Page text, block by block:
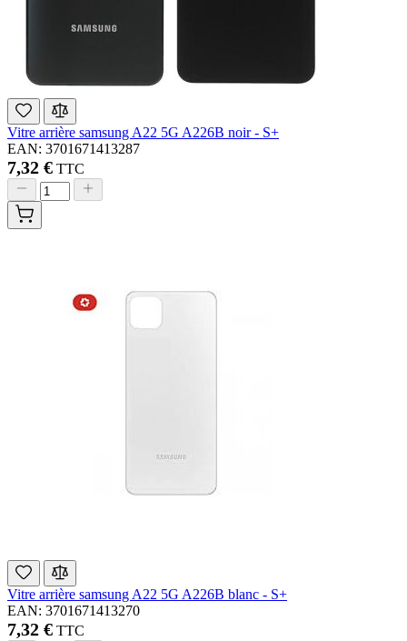
Vitre arrière samsung A22 5G A226B noir - S+
EAN: 3701671413287
7,32 € TTC
Vitre arrière samsung A22 5G A226B blanc - S+
EAN: 3701671413270
7,32 € TTC